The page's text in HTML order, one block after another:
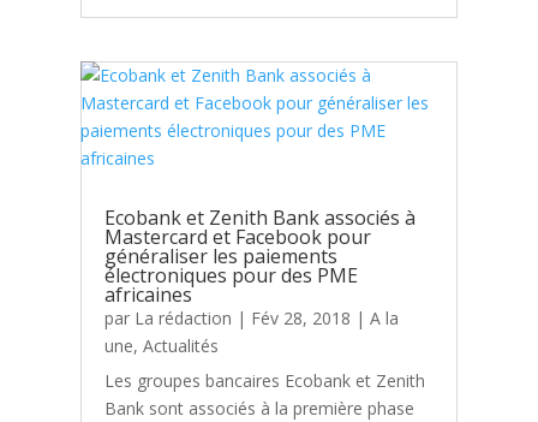
Ecobank et Zenith Bank associés à
Mastercard et Facebook pour
généraliser les paiements
électroniques pour des PME
africaines
par La rédaction | Fév 28, 2018 |A la
une,Actualités
Les groupes bancaires Ecobank et Zenith
Bank sont associés à la première phase